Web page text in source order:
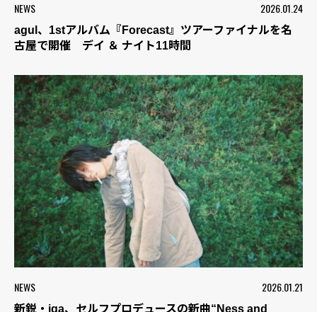
NEWS 2026.01.24
agul、1stアルバム『Forecast』ツアーファイナルを名
古屋で開催 デイ ＆ ナイト11時間
NEWS 2026.01.21
新鋭・iga、セルフプロデュースの新曲“Ness and